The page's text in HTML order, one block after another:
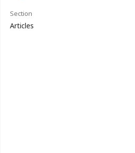
Section
Articles